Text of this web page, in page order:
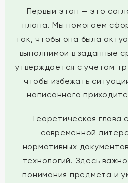
Первый этап — это
плана. Мы помогаем
так, чтобы она была
выполнимой в заданные
утверждается с учетом
чтобы избежать
написанного
Теоретическая глава
современной
нормативных
технологий. Здесь
понимания предмета и